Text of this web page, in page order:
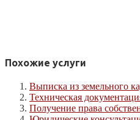
Похожие услуги
Выписка из земельного
Техническая
Получение права